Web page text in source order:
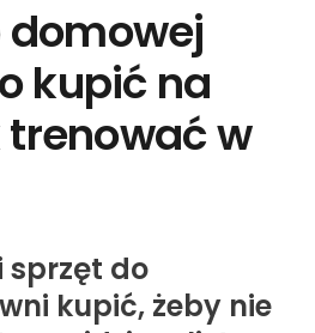
domowej
kupić na
w
sprzęt do
kupić, żeby nie